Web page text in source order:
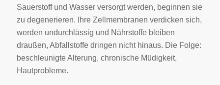
Sauerstoff und Wasser versorgt werden, beginnen sie
zu degenerieren. Ihre Zellmembranen verdicken sich,
werden undurchlässig und Nährstoffe bleiben
draußen, Abfallstoffe dringen nicht hinaus. Die Folge:
beschleunigte Alterung, chronische Müdigkeit,
Hautprobleme.